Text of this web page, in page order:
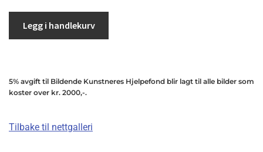
Legg i handlekurv
5% avgift til Bildende Kunstneres Hjelpefond blir lagt til alle bilder som
koster over kr. 2000,-.
Tilbake til nettgalleri